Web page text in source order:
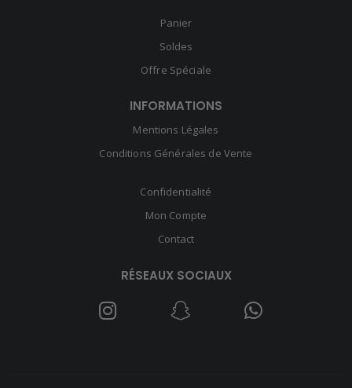
Panier
Soldes
Offre Spéciale
INFORMATIONS
Mentions Légales
Conditions Générales de Vente
Confidentialité
Mon Compte
Contact
RÉSEAUX SOCIAUX